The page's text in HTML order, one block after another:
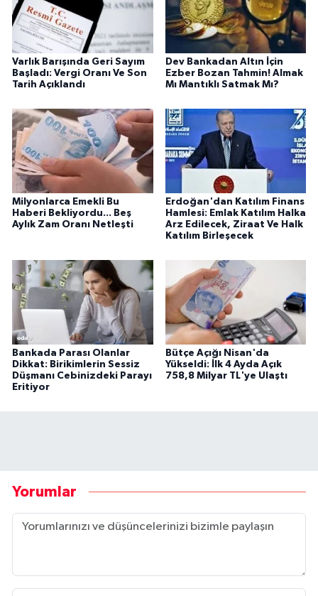
Varlık Barışında Geri Sayım
Başladı: Vergi Oranı Ve Son
Tarih Açıklandı
Dev Bankadan Altın İçin
Ezber Bozan Tahmin! Almak
Mı Mantıklı Satmak Mı?
Milyonlarca Emekli Bu
Haberi Bekliyordu... Beş
Aylık Zam Oranı Netleşti
Erdoğan'dan Katılım Finans
Hamlesi: Emlak Katılım Halka
Arz Edilecek, Ziraat Ve Halk
Katılım Birleşecek
Bankada Parası Olanlar
Dikkat: Birikimlerin Sessiz
Düşmanı Cebinizdeki Parayı
Eritiyor
Bütçe Açığı Nisan'da
Yükseldi: İlk 4 Ayda Açık
758,8 Milyar TL'ye Ulaştı
Yorumlar